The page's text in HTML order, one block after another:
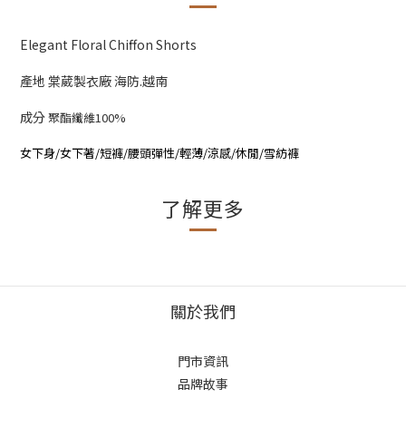
Elegant Floral Chiffon Shorts
產地 棠葳製衣廠 海防.越南
成分聚酯纖維100%
女下身/女下著/短褲/腰頭彈性/輕薄/涼感/休閒/雪紡褲
了解更多
關於我們
門市資訊
品牌故事